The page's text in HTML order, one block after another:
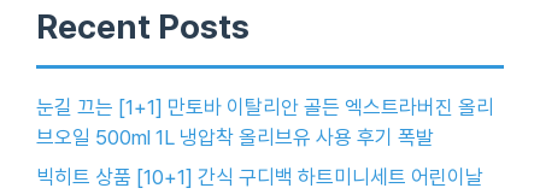
Recent Posts
눈길 끄는 [1+1] 만토바 이탈리안 골든 엑스트라버진 올리
브오일 500ml 1L 냉압착 올리브유 사용 후기 폭발
빅히트 상품 [10+1] 간식 구디백 하트미니세트 어린이날